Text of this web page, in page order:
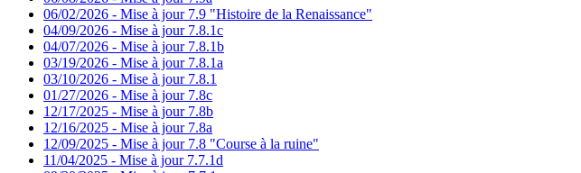
06/02/2026 - Mise à jour 7.9 "Histoire de la Renaissance"
04/09/2026 - Mise à jour 7.8.1c
04/07/2026 - Mise à jour 7.8.1b
03/19/2026 - Mise à jour 7.8.1a
03/10/2026 - Mise à jour 7.8.1
01/27/2026 - Mise à jour 7.8c
12/17/2025 - Mise à jour 7.8b
12/16/2025 - Mise à jour 7.8a
12/09/2025 - Mise à jour 7.8 "Course à la ruine"
11/04/2025 - Mise à jour 7.7.1d